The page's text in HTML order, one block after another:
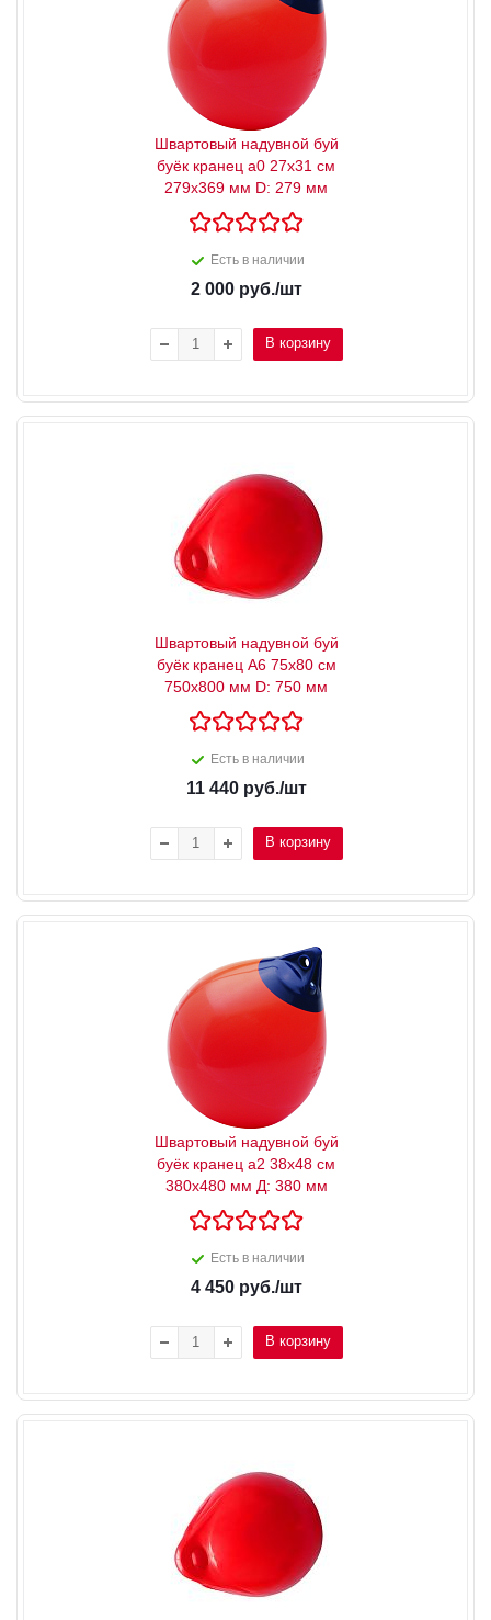
Швартовый надувной буй
буёк кранец a0 27x31 см
279x369 мм D: 279 мм
Есть в наличии
2 000руб./шт
В корзину
Швартовый надувной буй
буёк кранец А6 75x80 см
750x800 мм D: 750 мм
Есть в наличии
11 440руб./шт
В корзину
Швартовый надувной буй
буёк кранец a2 38x48 см
380x480 мм Д: 380 мм
Есть в наличии
4 450руб./шт
В корзину